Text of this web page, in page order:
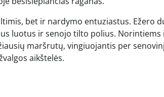
bet ir nardymo entuziastus. Ežero
luotus ir senojo tilto polius. Norintiems
maršrutų, vingiuojantis per senovinį
aikštelės.